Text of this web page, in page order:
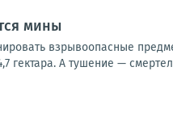
мины
взрывоопасные
А тушение —